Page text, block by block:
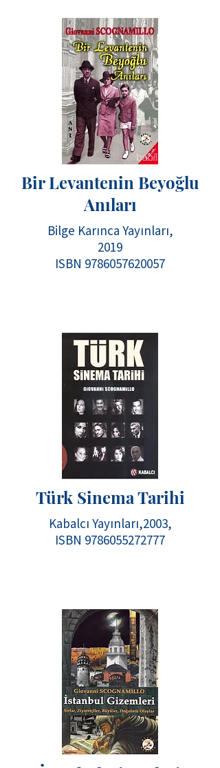
Bir Levantenin Beyoğlu
Anıları
Bilge Karınca Yayınları,
2019
ISBN 9786057620057
Türk Sinema Tarihi
Kabalcı Yayınları,2003,
ISBN 9786055272777